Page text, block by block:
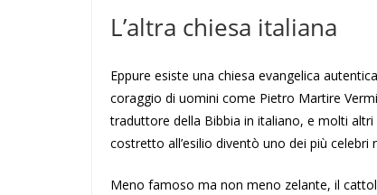
L’altra chiesa italiana
Eppure esiste una chiesa evangelica
coraggio di uomini come Pietro Martire
traduttore della Bibbia in italiano, e molti
costretto all’esilio diventò uno dei più
Meno famoso ma non meno zelante, il